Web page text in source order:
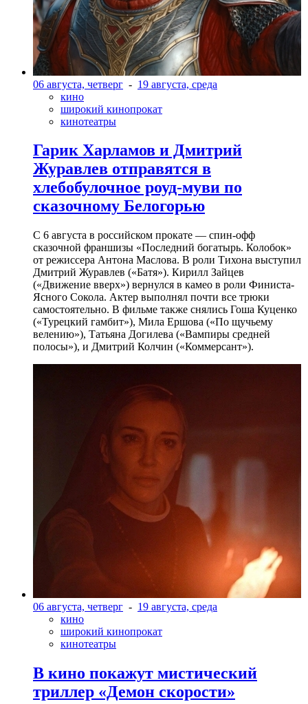
06 августа, четверг - 19 августа, среда
кино
широкий кинопрокат
кинотеатры
Гарик Харламов и Дмитрий
Журавлев отправятся в
хлебобулочное роуд-муви по
сказочному Белогорью
С 6 августа в российском прокате — спин-офф
сказочной франшизы «Последний богатырь. Колобок»
от режиссера Антона Маслова. В роли Тихона выступил
Дмитрий Журавлев («Батя»). Кирилл Зайцев
(«Движение вверх») вернулся в камео в роли Финиста-
Ясного Сокола. Актер выполнял почти все трюки
самостоятельно. В фильме также снялись Гоша Куценко
(«Турецкий гамбит»), Мила Ершова («По щучьему
велению»), Татьяна Догилева («Вампиры средней
полосы»), и Дмитрий Колчин («Коммерсант»).
06 августа, четверг - 19 августа, среда
кино
широкий кинопрокат
кинотеатры
В кино покажут мистический
триллер «Демон скорости»